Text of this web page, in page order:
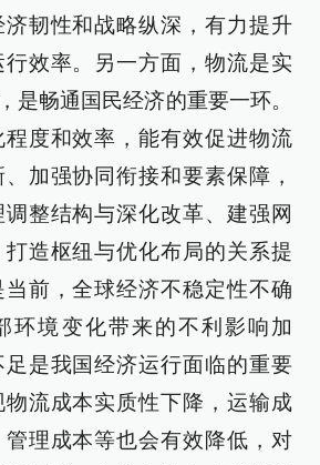
韧性和战略纵深，有力提升
行效率。另一方面，物流是实
是畅通国民经济的重要一环。
度和效率，能有效促进物流
加强协同衔接和要素保障，
整结构与深化改革、建强网
造枢纽与优化布局的关系提
前，全球经济不稳定性不确
环境变化带来的不利影响加
是我国经济运行面临的重要
流成本实质性下降，运输成
理成本等也会有效降低，对